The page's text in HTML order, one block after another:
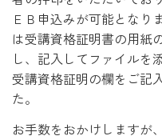
ＥＢ申込みが可能となり
は受講資格証明書の用紙
し、記入してファイルを
受講資格証明の欄をご記
た。
お手数をおかけしますが